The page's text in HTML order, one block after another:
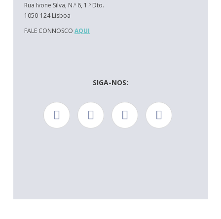
Rua Ivone Silva, N.º 6, 1.º Dto.
1050-124 Lisboa
FALE CONNOSCO AQUI
SIGA-NOS: